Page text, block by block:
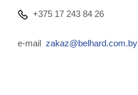
+375 17 243 84 26
e-mail zakaz@belhard.com.by